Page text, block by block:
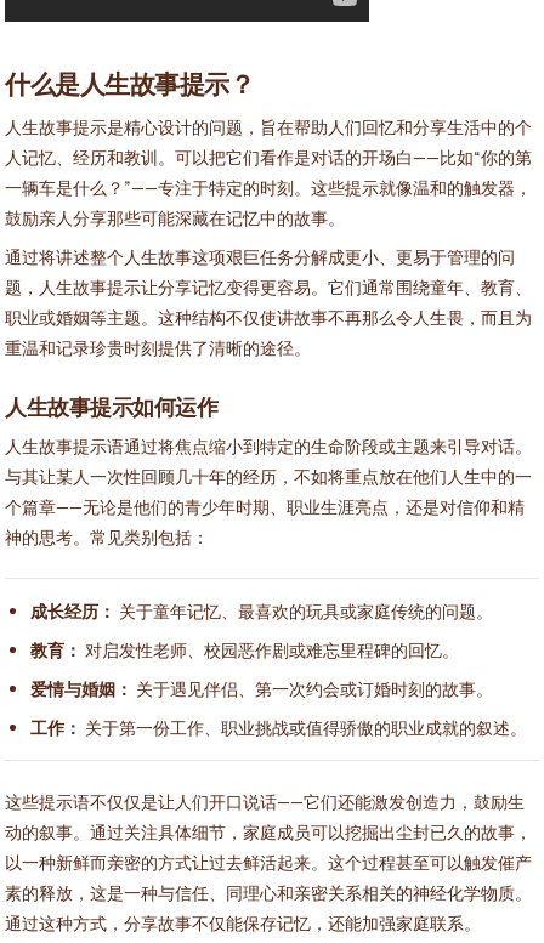
什么是人生故事提示？
人生故事提示是精心设计的问题，旨在帮助人们回忆和分享生活中的个
人记忆、经历和教训。可以把它们看作是对话的开场白——比如“你的第
一辆车是什么？”——专注于特定的时刻。这些提示就像温和的触发器，
鼓励亲人分享那些可能深藏在记忆中的故事。
通过将讲述整个人生故事这项艰巨任务分解成更小、更易于管理的问
题，人生故事提示让分享记忆变得更容易。它们通常围绕童年、教育、
职业或婚姻等主题。这种结构不仅使讲故事不再那么令人生畏，而且为
重温和记录珍贵时刻提供了清晰的途径。
人生故事提示如何运作
人生故事提示语通过将焦点缩小到特定的生命阶段或主题来引导对话。
与其让某人一次性回顾几十年的经历，不如将重点放在他们人生中的一
个篇章——无论是他们的青少年时期、职业生涯亮点，还是对信仰和精
神的思考。常见类别包括：
成长经历： 关于童年记忆、最喜欢的玩具或家庭传统的问题。
教育： 对启发性老师、校园恶作剧或难忘里程碑的回忆。
爱情与婚姻： 关于遇见伴侣、第一次约会或订婚时刻的故事。
工作： 关于第一份工作、职业挑战或值得骄傲的职业成就的叙述。
这些提示语不仅仅是让人们开口说话——它们还能激发创造力，鼓励生
动的叙事。通过关注具体细节，家庭成员可以挖掘出尘封已久的故事，
以一种新鲜而亲密的方式让过去鲜活起来。这个过程甚至可以触发催产
素的释放，这是一种与信任、同理心和亲密关系相关的神经化学物质。
通过这种方式，分享故事不仅能保存记忆，还能加强家庭联系。